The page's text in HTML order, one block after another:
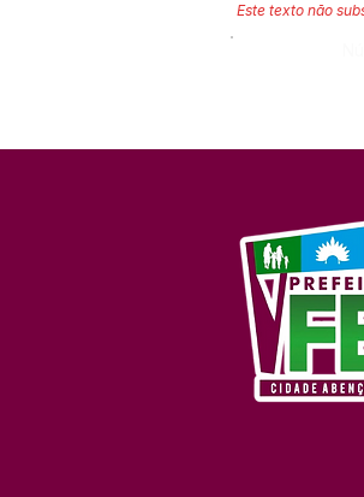
Este texto não